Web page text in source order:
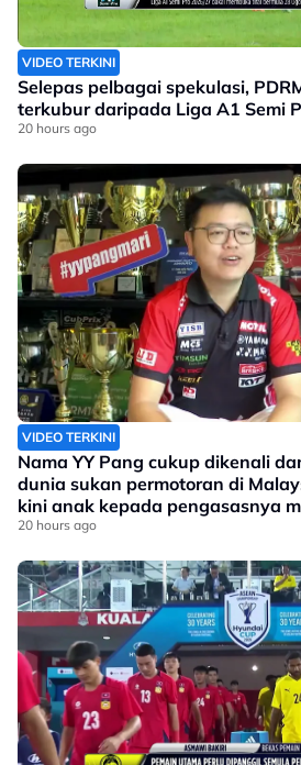
VIDEO TERKINI
Selepas pelbagai spekulasi,
terkubur daripada Liga A1 Semi
20 hours ago
VIDEO TERKINI
Nama YY Pang cukup dikenali
dunia sukan permotoran di
kini anak kepada pengasasnya
yang telah ditinggalkan
20 hours ago